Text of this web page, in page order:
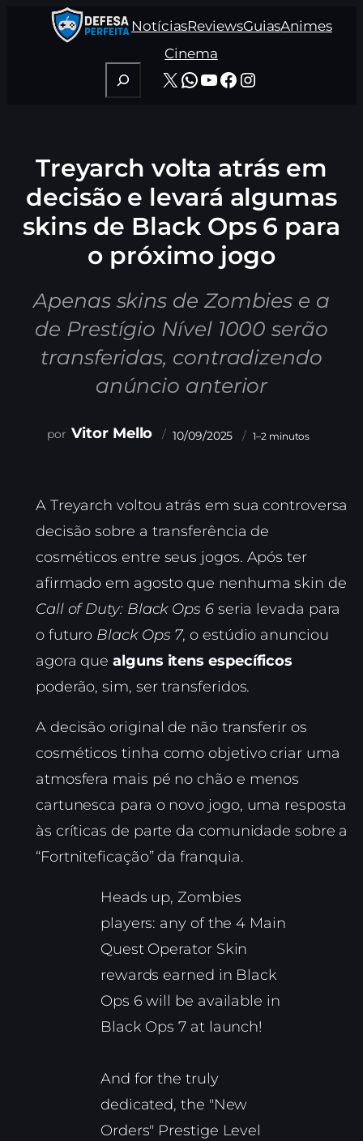
NotíciasReviewsGuiasAnimes
Cinema
Pesquisar
X WhatsApp
Youtube
Facebook
Instagram
Treyarch volta atrás em
decisão e levará algumas
skins de Black Ops 6 para
o próximo jogo
Apenas skins de Zombies e a
de Prestígio Nível 1000 serão
transferidas, contradizendo
anúncio anterior
Vitor Mello 10/09/2025 1–2 minutos
A Treyarch voltou atrás em sua controversa
decisão sobre a transferência de
cosméticos entre seus jogos. Após ter
afirmado em agosto que nenhuma skin de
Call of Duty: Black Ops 6seria levada para
o futuro Black Ops 7, o estúdio anunciou
agora quealguns itens específicos
poderão, sim, ser transferidos.
A decisão original de não transferir os
cosméticos tinha como objetivo criar uma
atmosfera mais pé no chão e menos
cartunesca para o novo jogo, uma resposta
às críticas de parte da comunidade sobre a
“Fortniteficação” da franquia.
Heads up, Zombies
players: any of the 4 Main
Quest Operator Skin
rewards earned in Black
Ops 6 will be available in
Black Ops 7 at launch!
And for the truly
dedicated, the "New
Orders" Prestige Level